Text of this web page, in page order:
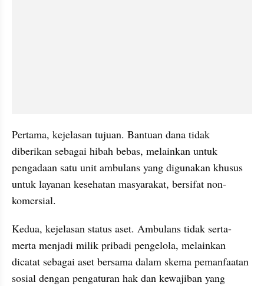
Pertama, kejelasan tujuan. Bantuan dana tidak
diberikan sebagai hibah bebas, melainkan untuk
pengadaan satu unit ambulans yang digunakan khusus
untuk layanan kesehatan masyarakat, bersifat non-
komersial.
Kedua, kejelasan status aset. Ambulans tidak serta-
merta menjadi milik pribadi pengelola, melainkan
dicatat sebagai aset bersama dalam skema pemanfaatan
sosial dengan pengaturan hak dan kewajiban yang